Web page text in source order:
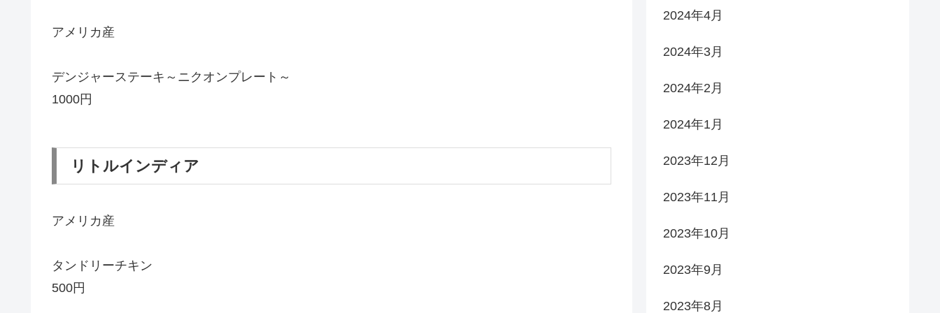
アメリカ産
デンジャーステーキ～ニクオンプレート～
1000円
リトルインディア
アメリカ産
タンドリーチキン
500円
2024年4月
2024年3月
2024年2月
2024年1月
2023年12月
2023年11月
2023年10月
2023年9月
2023年8月